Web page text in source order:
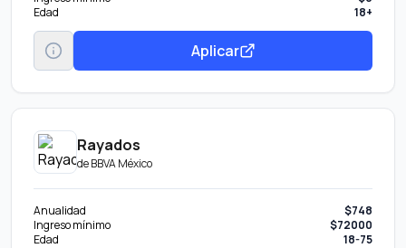
Edad
18+
Aplicar
Rayados
deBBVA México
Anualidad
$748
Ingreso mínimo
$72000
Edad
18-75